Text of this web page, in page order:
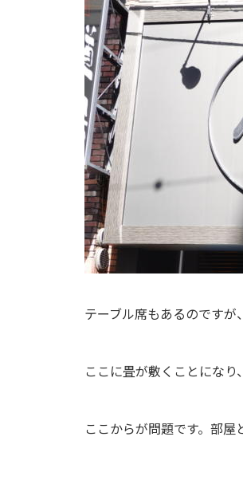
テーブル席もあるのですが
ここに畳が敷くことになり
ここからが問題です。部屋